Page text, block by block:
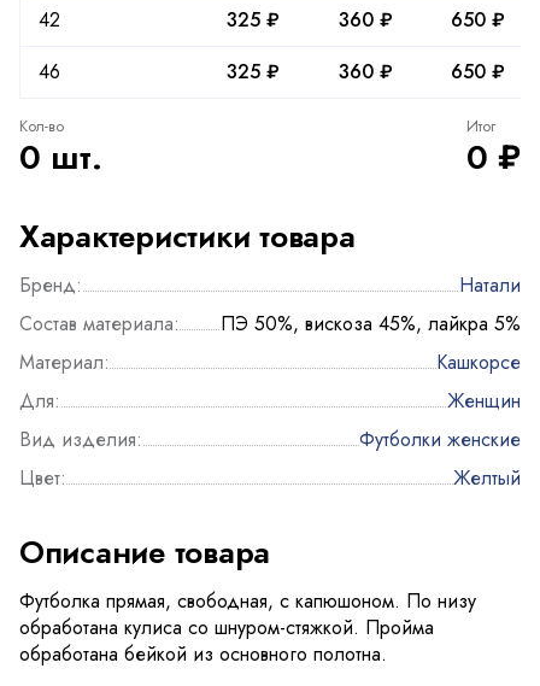
42 325 ₽ 360 ₽
650 ₽
46
325 ₽ 360 ₽ 650 ₽
Кол-во
0 шт.
Итог
0 ₽
Характеристики товара
Бренд:
Натали
Состав материала:
ПЭ 50%, вискоза 45%, лайкра 5%
Материал:
Кашкорсе
Для:
Женщин
Вид изделия:
Футболки женские
Цвет:
Желтый
Описание товара
Футболка прямая, свободная, с капюшоном. По низу
обработана кулиса со шнуром-стяжкой. Пройма
обработана бейкой из основного полотна.